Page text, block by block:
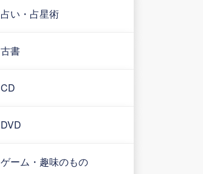
占い・占星術
古書
CD
DVD
ゲーム・趣味のもの